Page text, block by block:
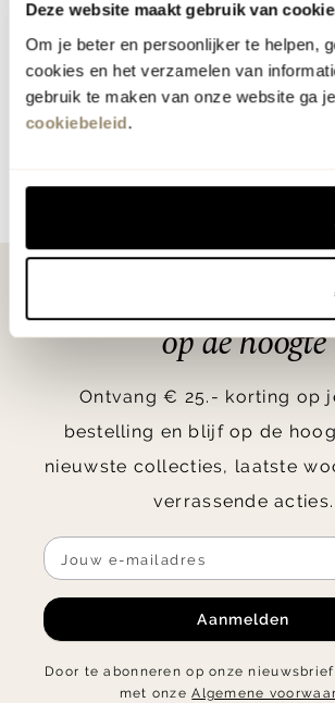
Deze website maakt gebruik van
Om je beter en persoonlijker te helpen,
cookies en het verzamelen van
gebruik te maken van onze website ga
cookiebeleid.
Banken
Als eerste
op de hoogte
Ontvang € 25.- korting op
bestelling en blijf op de
nieuwste collecties, laatste
verrassende acties.
Aanmelden
Door te abonneren op onze
met onzeAlgemene